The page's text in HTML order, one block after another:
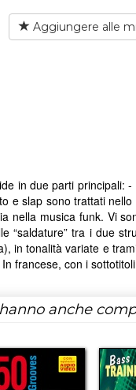
Aggiungere alle
in due parti principali:
e slap sono trattati
nella musica funk. Vi
“saldature” tra i due
in tonalità variate e
francese, con i
anche